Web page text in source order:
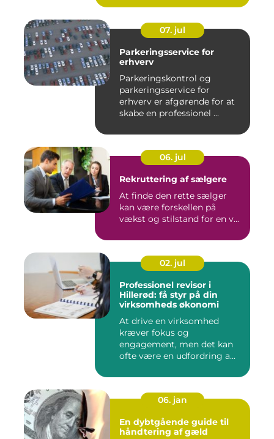
07. jul
Parkeringsservice for
erhverv
Parkeringskontrol og
parkeringsservice for
erhverv er afgørende for at
skabe en professionel ...
06. jul
Rekruttering af sælgere
At finde den rette sælger
kan være forskellen på
vækst og stilstand for en v...
02. jul
Professionel revisor i
Hillerød: få styr på din
virksomheds økonomi
At drive en virksomhed
kræver fokus og
engagement, men det kan
ofte være en udfordring a...
06. jan
En dybtgående guide til
håndtering af gæld